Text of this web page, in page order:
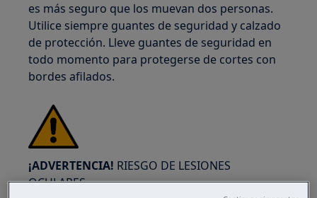
es más seguro que los muevan dos personas.
Utilice siempre guantes de seguridad y calzado
de protección. Lleve guantes de seguridad en
todo momento para protegerse de cortes con
bordes afilados.
¡ADVERTENCIA! RIESGO DE LESIONES
OCULARES